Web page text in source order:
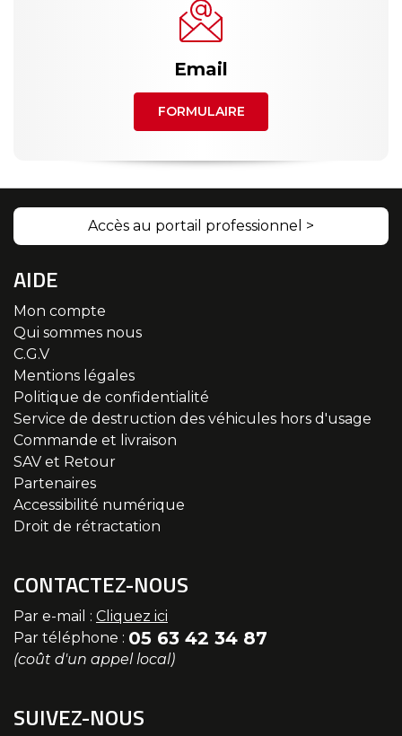
Email
FORMULAIRE
Accès au portail professionnel >
AIDE
Mon compte
Qui sommes nous
C.G.V
Mentions légales
Politique de confidentialité
Service de destruction des véhicules hors d'usage
Commande et livraison
SAV et Retour
Partenaires
Accessibilité numérique
Droit de rétractation
CONTACTEZ-NOUS
Par e-mail : Cliquez ici
Par téléphone : 05 63 42 34 87
(coût d'un appel local)
SUIVEZ-NOUS